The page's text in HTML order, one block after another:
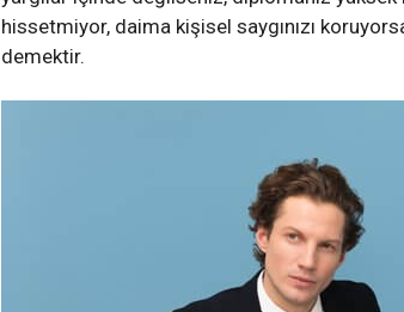
hissetmiyor, daima kişisel saygınızı
demektir.